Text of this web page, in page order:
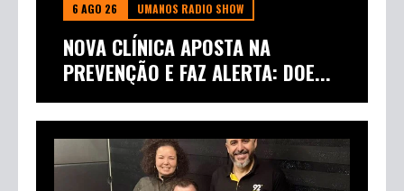
6 AGO 26 UMANOS RADIO SHOW
NOVA CLÍNICA APOSTA NA
PREVENÇÃO E FAZ ALERTA: DOE...